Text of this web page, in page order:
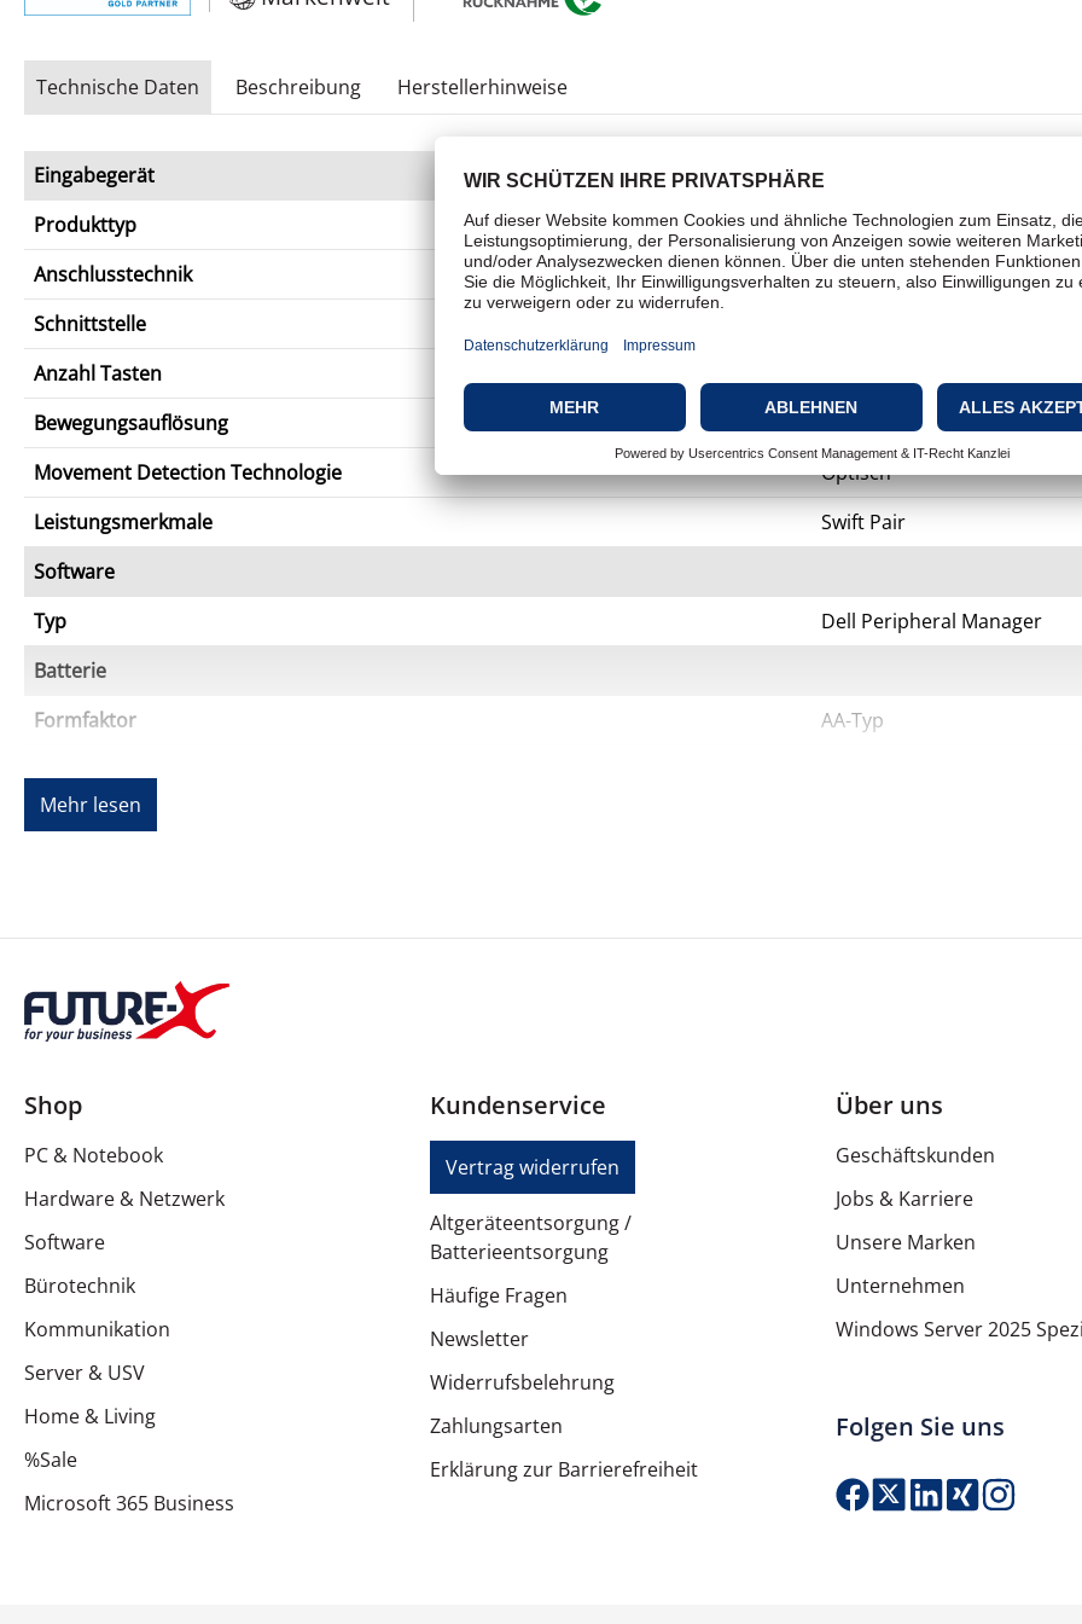
Technische Daten Beschreibung Herstellerhinweise
Eingabegerät
Produkttyp
Maus
Anschlusstechnik
Kabellos
Schnittstelle
Anzahl Tasten
Bewegungsauflösung
Movement Detection Technologie
Optisch
Leistungsmerkmale
Swift Pair
Software
Typ
Dell Peripheral Manager
Batterie
Formfaktor
AA-Typ
Systemanforderungen
Farbkategorie
Abmessungen und Gewicht
Breite
6,05 cm
10,44 cm
65 g
Service und Support
Services im Bundle
3 years NBD Advance
Mehr lesen
Produkt
Shop
PC & Notebook
Hardware & Netzwerk
Software
Bürotechnik
Kommunikation
Server & USV
Home & Living
%Sale
Microsoft 365 Business
Kundenservice
Vertrag widerrufen
Altgeräteentsorgung /
Batterieentsorgung
Häufige Fragen
Newsletter
Widerrufsbelehrung
Zahlungsarten
Erklärung zur Barrierefreiheit
Über uns
Geschäftskunden
Jobs & Karriere
Unsere Marken
Unternehmen
Windows Server 2025
Folgen Sie uns